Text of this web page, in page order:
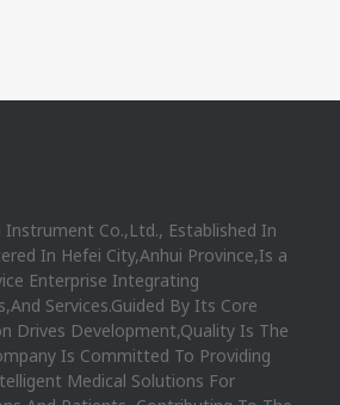
Instrument Co.,Ltd., Established In
In Hefei City,Anhui Province,Is a
Enterprise Integrating
Services.Guided By Its Core
Drives Development,Quality Is The
Is Committed To Providing
Medical Solutions For